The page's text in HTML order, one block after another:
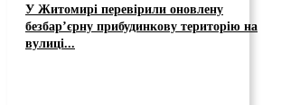
У Житомирі перевірили оновлену
безбар’єрну прибудинкову територію на
вулиці...